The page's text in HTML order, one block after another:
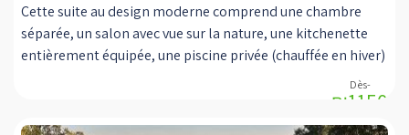
Cette suite au design moderne comprend une chambre
séparée, un salon avec vue sur la nature, une kitchenette
entièrement équipée, une piscine privée (chauffée en hiver)
et un balcon particulièrement attrayant. Conçu dans un
design moderne et décoré avec goût, vous pouvez trouver
une chambre séparée du salon avec un confortable lit
₪1150